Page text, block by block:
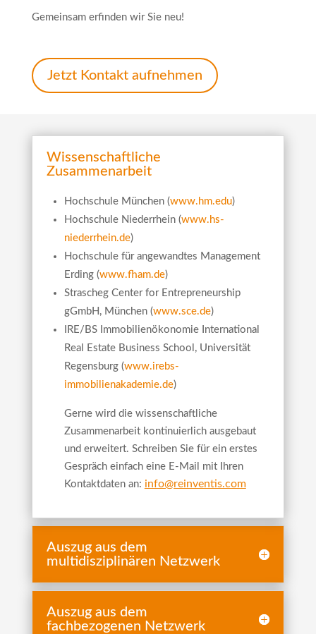
Gemeinsam erfinden wir Sie neu!
Jetzt Kontakt aufnehmen
Wissenschaftliche
Zusammenarbeit
Hochschule München (www.hm.edu)
Hochschule Niederrhein (www.hs-
niederrhein.de)
Hochschule für angewandtes Management
Erding (www.fham.de)
Strascheg Center for Entrepreneurship
gGmbH, München (www.sce.de)
IRE/BS Immobilienökonomie International
Real Estate Business School, Universität
Regensburg (www.irebs-
immobilienakademie.de)
Gerne wird die wissenschaftliche
Zusammenarbeit kontinuierlich ausgebaut
und erweitert. Schreiben Sie für ein erstes
Gespräch einfach eine E-Mail mit Ihren
Kontaktdaten an: info@reinventis.com
Auszug aus dem
multidisziplinären Netzwerk
Auszug aus dem
fachbezogenen Netzwerk